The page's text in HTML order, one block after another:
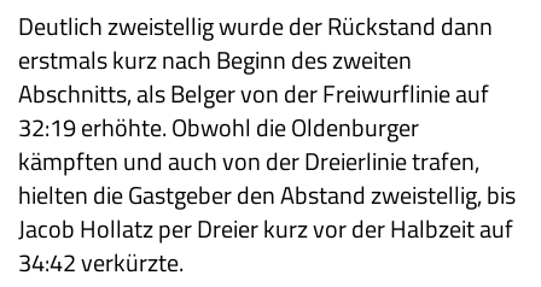
Deutlich zweistellig wurde der Rückstand dann
erstmals kurz nach Beginn des zweiten
Abschnitts, als Belger von der Freiwurflinie auf
32:19 erhöhte. Obwohl die Oldenburger
kämpften und auch von der Dreierlinie trafen,
hielten die Gastgeber den Abstand zweistellig, bis
Jacob Hollatz per Dreier kurz vor der Halbzeit auf
34:42 verkürzte.